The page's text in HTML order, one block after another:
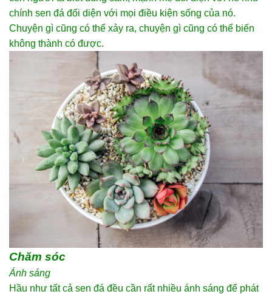
chính sen đá đối diện với mọi điều kiện sống của nó.
Chuyện gì cũng có thể xảy ra, chuyện gì cũng có thể biến
không thành có được.
Chăm sóc
Ánh sáng
Hầu như tất cả sen đá đều cần rất nhiều ánh sáng để phát